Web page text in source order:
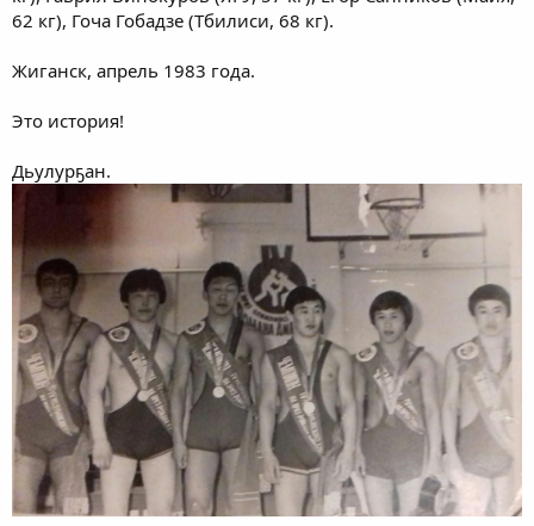
62 кг), Гоча Гобадзе (Тбилиси, 68 кг).
Жиганск, апрель 1983 года.
Это история!
Дьулурҕан.